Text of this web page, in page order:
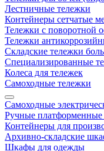
Лестничные тележки
Контейнеры сетчатые
Тележки с поворотной
Тележки
Складские тележки
Специализированные
Колеса для тележек
Самоходные тележки
Самоходные
Ручные платформенные
Контейнеры для
Архивно-складские
Шкафы для одежды